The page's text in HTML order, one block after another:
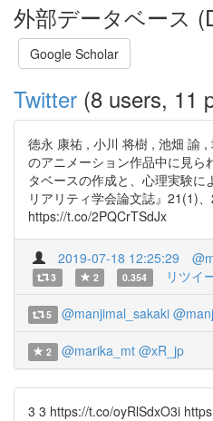
外部データベース
Google Scholar
Twitter (8 users, 11
徳永 康祐 , 小川 将樹 , 池畑 諭
のアニメーション作品中に見ら
タベースの作成と、心理実験
リアリティ学会論文誌』21(1)、
https://t.co/2PQCrTSdJx
2019-07-18 12:25:29
3 2 0.354 リツイ
5 @manjimal_sakaki
2 @marika_mt @xR_jp
3 3 https://t.co/oyRlSdxO3i